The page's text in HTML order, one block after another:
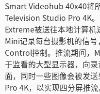
Smart Videohub 40x40将
Television Studio Pro 4K
Extreme被送往本地计算
Mini记录每台摄影机的信
Control控制。推流期间，
于监看的大型显示器，向
面，同时一些图像会被发
Pro 4K，以实现四分屏推流